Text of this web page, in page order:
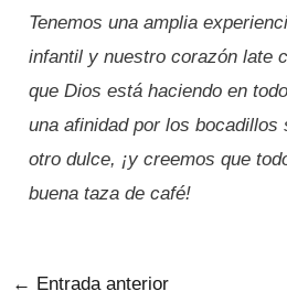
Tenemos una amplia
infantil y nuestro corazón late
que Dios está haciendo en
una afinidad por los bocadillos
otro dulce, ¡y creemos que
buena taza de café!
← Entrada anterior